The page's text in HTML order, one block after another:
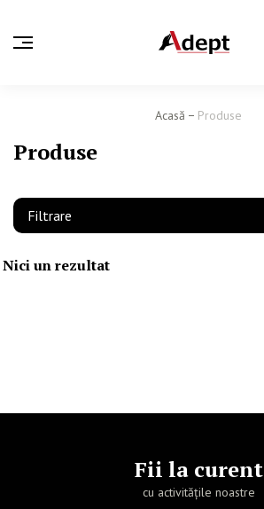
Acasă Produse
Produse
Filtrare
Nici un rezultat
Fii la curent
cu activitățile noastre